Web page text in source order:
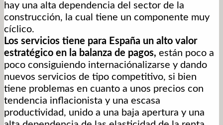
hay una alta dependencia del sector de la
construcción, la cual tiene un componente muy
cíclico.
Los servicios tiene para España un alto valor
estratégico en la balanza de pagos, están poco a
poco consiguiendo internaciónalizarse y dando
nuevos servicios de tipo competitivo, si bien
tiene problemas en cuanto a unos precios con
tendencia inflacionista y una escasa
productividad, unido a una baja apertura y una